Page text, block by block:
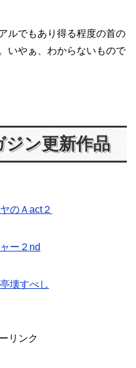
ルでもあり得る程度の首の
いやぁ、わからないもので
ン更新作品
のＡact２
ー２nd
壊すべし
リンク